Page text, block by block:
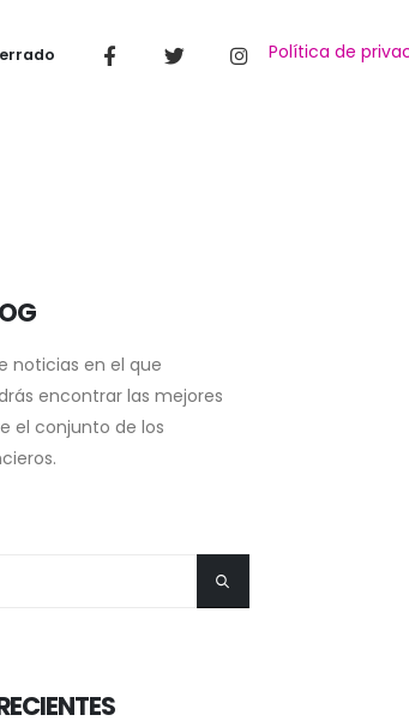
Política de
noticias en el que
encontrar las mejores
el conjunto de los